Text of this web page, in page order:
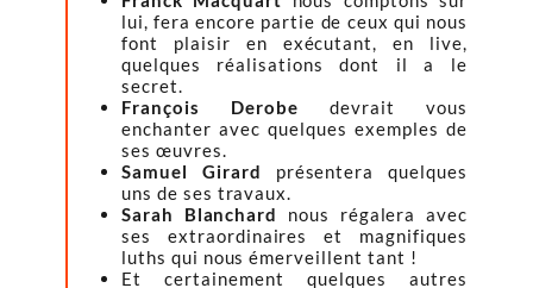
lui, fera encore partie de ceux qui nous
font plaisir en exécutant, en live,
quelques réalisations dont il a le
secret.
François Derobe devrait vous
enchanter avec quelques exemples de
ses œuvres.
Samuel Girard présentera quelques
uns de ses travaux.
Sarah Blanchard
nous régalera avec
ses extraordinaires et magnifiques
luths qui nous émerveillent tant !
Et certainement quelques autres